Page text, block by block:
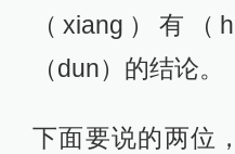
（xiang）有（
（dun）的结论。
下面要说的两位